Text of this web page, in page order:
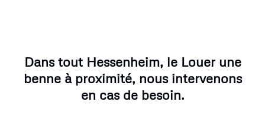
Dans tout Hessenheim, le Louer une
benne à proximité, nous intervenons
en cas de besoin.